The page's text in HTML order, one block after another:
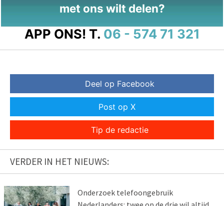
met ons wilt delen?
APP ONS! T. 06 - 574 71 321
Deel op Facebook
Post op X
Tip de redactie
VERDER IN HET NIEUWS:
Onderzoek telefoongebruik